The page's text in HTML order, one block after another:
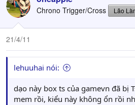
Chrono Trigger/Cross Lão
21/4/11
lehuuhai nói:
dạo này box ts của gamevn đã bị
mem rồi, kiểu này không ổn rồi